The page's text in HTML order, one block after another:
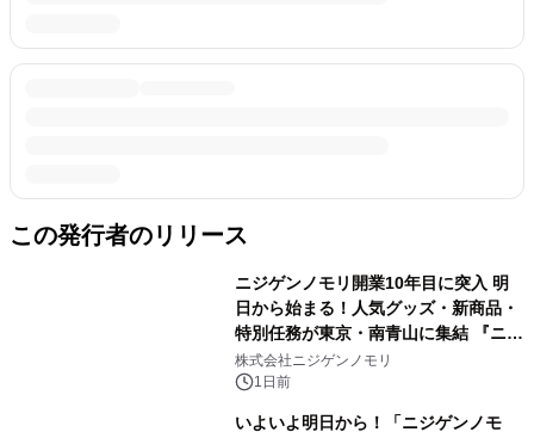
この発行者のリリース
ニジゲンノモリ開業10年目に突入 明
日から始まる！人気グッズ・新商品・
特別任務が東京・南青山に集結 『ニジ
ゲンノモリ POPUPストア in Annex
Aoyama』
株式会社ニジゲンノモリ
1日前
いよいよ明日から！「ニジゲンノモ